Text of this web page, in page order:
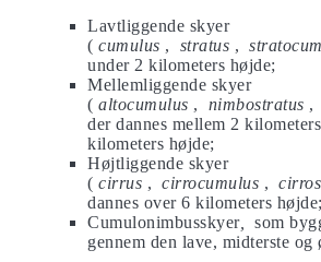
Lavtliggende skyer
( cumulus , stratus ,
under 2 kilometers højde;
Mellemliggende skyer
( altocumulus , nimbostratus ,
der dannes mellem 2
kilometers højde;
Højtliggende skyer
( cirrus , cirrocumulus ,
dannes over 6 kilometers højde;
Cumulonimbusskyer,
som
gennem den lave, midterste